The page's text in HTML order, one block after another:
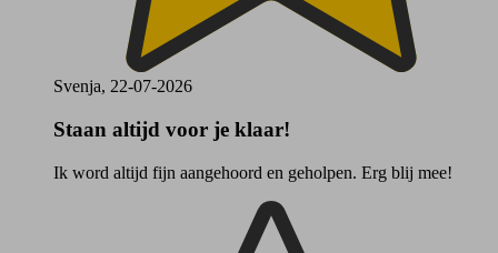
Svenja, 22-07-2026
Staan altijd voor je klaar!
Ik word altijd fijn aangehoord en geholpen. Erg blij mee!